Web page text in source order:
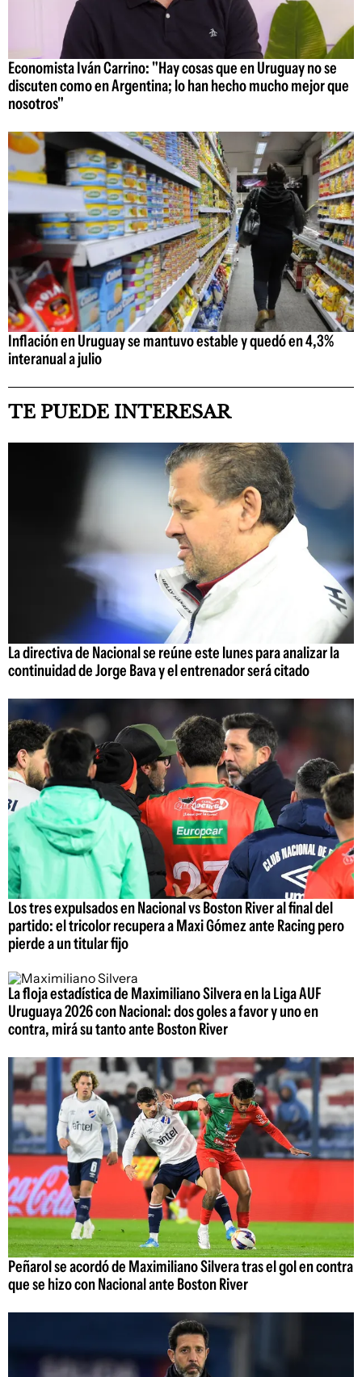
Economista Iván Carrino: "Hay cosas que en Uruguay no se
discuten como en Argentina; lo han hecho mucho mejor que
nosotros"
Inflación en Uruguay se mantuvo estable y quedó en 4,3%
interanual a julio
TE PUEDE INTERESAR
La directiva de Nacional se reúne este lunes para analizar la
continuidad de Jorge Bava y el entrenador será citado
Los tres expulsados en Nacional vs Boston River al final del
partido: el tricolor recupera a Maxi Gómez ante Racing pero
pierde a un titular fijo
La floja estadística de Maximiliano Silvera en la Liga AUF
Uruguaya 2026 con Nacional: dos goles a favor y uno en
contra, mirá su tanto ante Boston River
Peñarol se acordó de Maximiliano Silvera tras el gol en contra
que se hizo con Nacional ante Boston River